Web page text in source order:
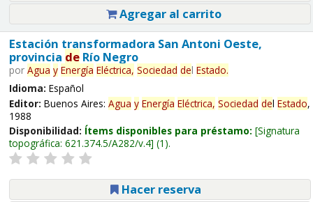
Agregar al carrito
Estación transformadora San Antoni Oeste,
provincia deRío Negro
por Agua y Energía Eléctrica, Sociedad del Estado.
Idioma: Español
Editor: Buenos Aires: Agua y Energía Eléctrica, Sociedad del Estado,
1988
Disponibilidad: Ítems disponibles para préstamo: Signatura
topográfica: 621.374.5/A282/v.4 (1).
Hacer reserva